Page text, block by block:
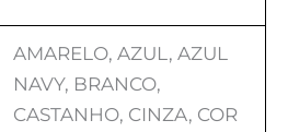
AMARELO, AZUL, AZUL
NAVY, BRANCO,
CASTANHO, CINZA, COR